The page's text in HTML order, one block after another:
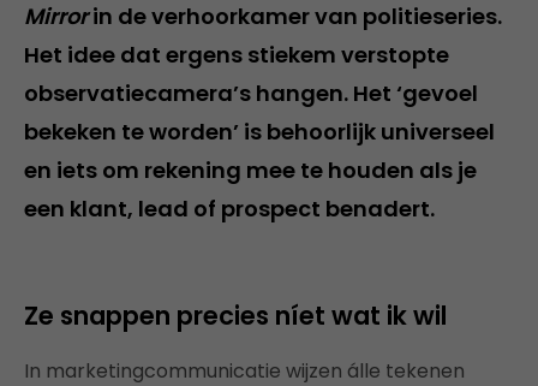
Mirrorin de verhoorkamer van politieseries.
Het idee dat ergens stiekem verstopte
observatiecamera’s hangen. Het ‘gevoel
bekeken te worden’ is behoorlijk universeel
en iets om rekening mee te houden als je
een klant, lead of prospect benadert.
Ze snappen precies níet wat ik wil
In marketingcommunicatie wijzen álle tekenen